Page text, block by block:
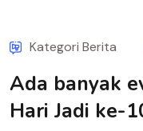
Kategori Berita
Ada banyak
Hari Jadi ke-